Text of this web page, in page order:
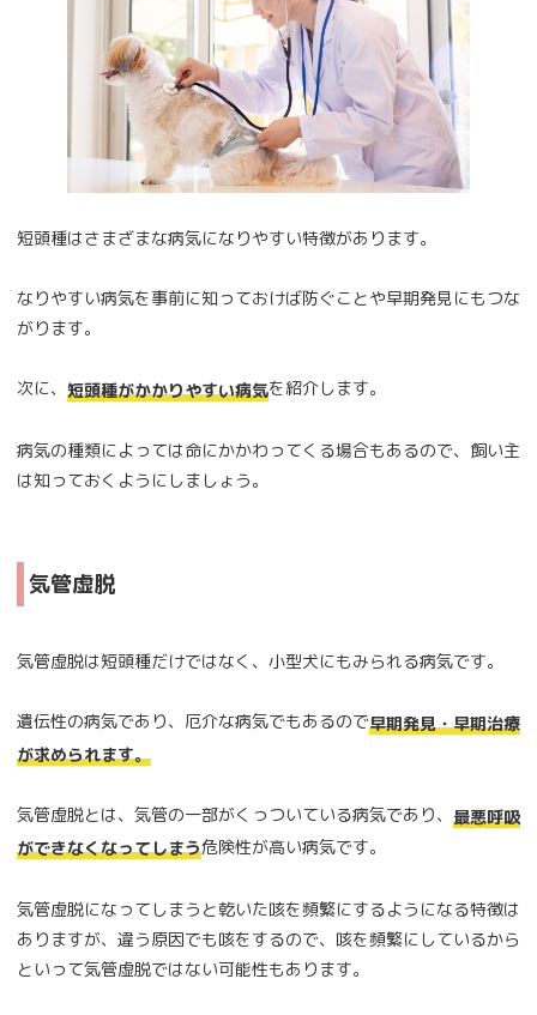
短頭種はさまざまな病気になりやすい特徴があります。
なりやすい病気を事前に知っておけば防ぐことや早期発見にもつな
がります。
次に、 短頭種がかかりやすい病気を紹介します。
病気の種類によっては命にかかわってくる場合もあるので、飼い主
は知っておくようにしましょう。
気管虚脱
気管虚脱は短頭種だけではなく、小型犬にもみられる病気です。
遺伝性の病気であり、厄介な病気でもあるので早期発見・早期治療
が求められます。
気管虚脱とは、気管の一部がくっついている病気であり、 最悪呼吸
ができなくなってしまう危険性が高い病気です。
気管虚脱になってしまうと乾いた咳を頻繁にするようになる特徴は
ありますが、違う原因でも咳をするので、咳を頻繁にしているから
といって気管虚脱ではない可能性もあります。